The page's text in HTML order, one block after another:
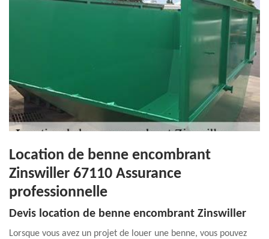
Location de benne encombrant
Zinswiller 67110 Assurance
professionnelle
Devis location de benne encombrant Zinswiller
Lorsque vous avez un projet de louer une benne, vous pouvez